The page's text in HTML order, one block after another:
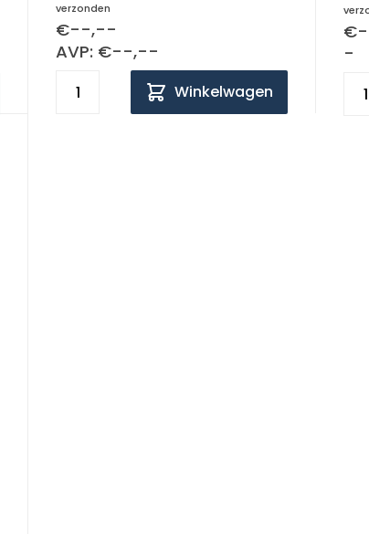
verzonden
€--,--
AVP: €--,--
Winkelwagen
-